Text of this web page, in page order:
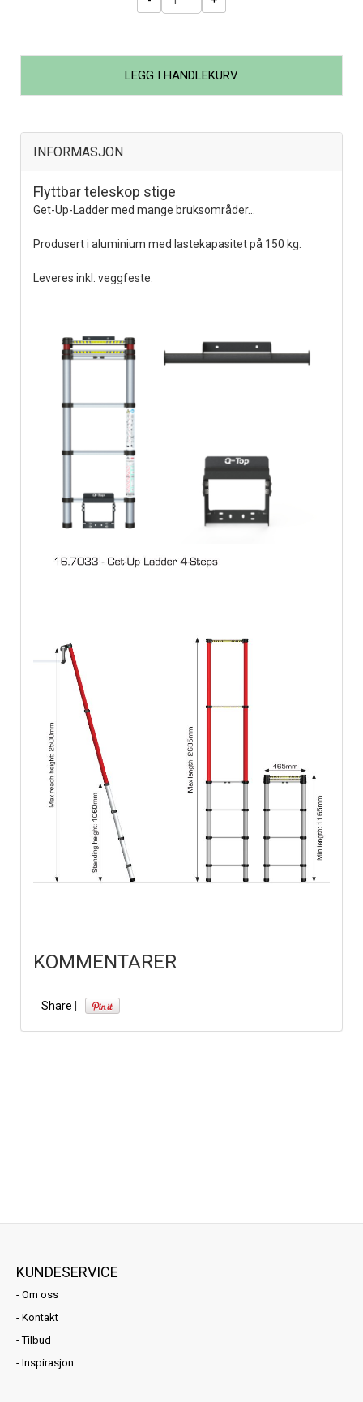
LEGG I HANDLEKURV
INFORMASJON
Flyttbar teleskop stige
Get-Up-Ladder med mange bruksområder...
Produsert i aluminium med lastekapasitet på 150 kg.
Leveres inkl. veggfeste.
KOMMENTARER
Share |
KUNDESERVICE
- Om oss
- Kontakt
-Tilbud
- Inspirasjon